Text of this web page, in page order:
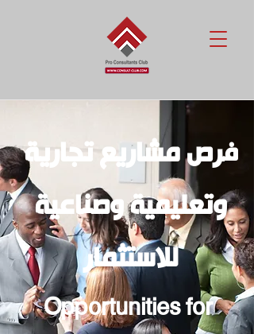
فرص مشاريع تجارية
وتعليمية وصناعية
للاستثمار
Opportunities for